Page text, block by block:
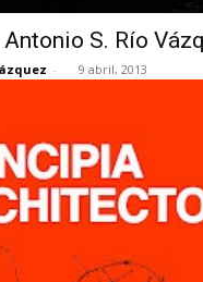
S. Río
- 9 abril, 2013